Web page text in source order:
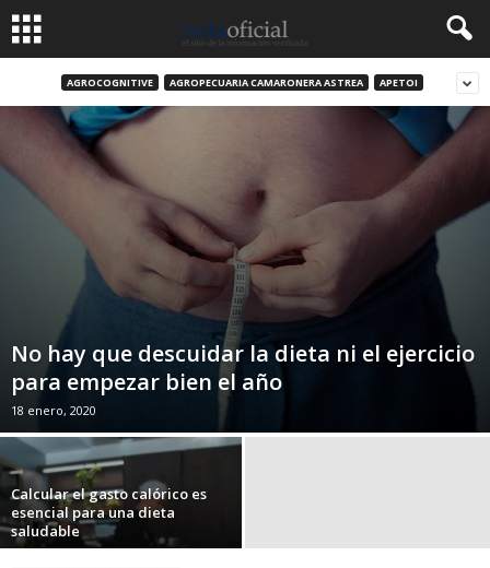
AGROCOGNITIVE AGROPECUARIA CAMARONERA ASTREA APETOI
No hay que descuidar la dieta ni el ejercicio
para empezar bien el año
18 enero, 2020
Calcular el gasto calórico es
esencial para una dieta
saludable